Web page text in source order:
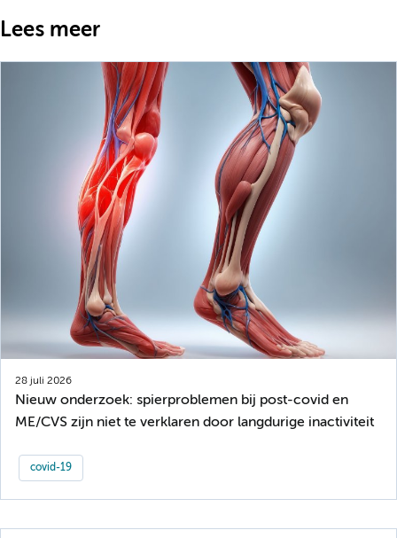
Lees meer
28 juli 2026
Nieuw onderzoek: spierproblemen bij post-covid en
ME/CVS zijn niet te verklaren door langdurige inactiviteit
covid-19